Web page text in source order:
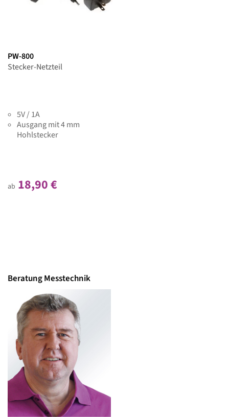
PW-800
Stecker-Netzteil
5V / 1A
Ausgang mit 4 mm
Hohlstecker
ab 18,90 €
Beratung Messtechnik